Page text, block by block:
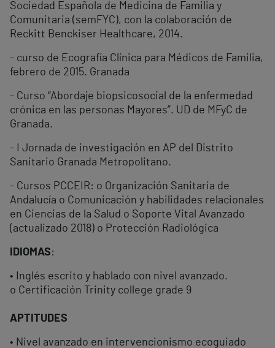
Sociedad Española de Medicina de Familia y
Comunitaria (semFYC), con la colaboración de
Reckitt Benckiser Healthcare, 2014.
- curso de Ecografía Clínica para Médicos de Familia,
febrero de 2015. Granada
- Curso “Abordaje biopsicosocial de la enfermedad
crónica en las personas Mayores”. UD de MFyC de
Granada.
- I Jornada de investigación en AP del Distrito
Sanitario Granada Metropolitano.
- Cursos PCCEIR: o Organización Sanitaria de
Andalucía o Comunicación y habilidades relacionales
en Ciencias de la Salud o Soporte Vital Avanzado
(actualizado 2018) o Protección Radiológica
IDIOMAS:
• Inglés escrito y hablado con nivel avanzado.
o Certificación Trinity college grade 9
APTITUDES
• Nivel avanzado en intervencionismo ecoguiado